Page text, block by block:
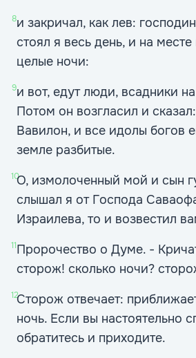
8и закричал, как лев:
стоял я весь день, и на
целые ночи:
9и вот, едут люди, всадники
Потом он возгласил и
Вавилон, и все идолы богов
земле разбитые.
10О, измолоченный мой и сын
слышал я от Господа
Израилева, то и возвестил
11Пророчество о Думе. -
сторож! сколько ночи?
12Сторож отвечает:
ночь. Если вы настоятельно
обратитесь и приходите.